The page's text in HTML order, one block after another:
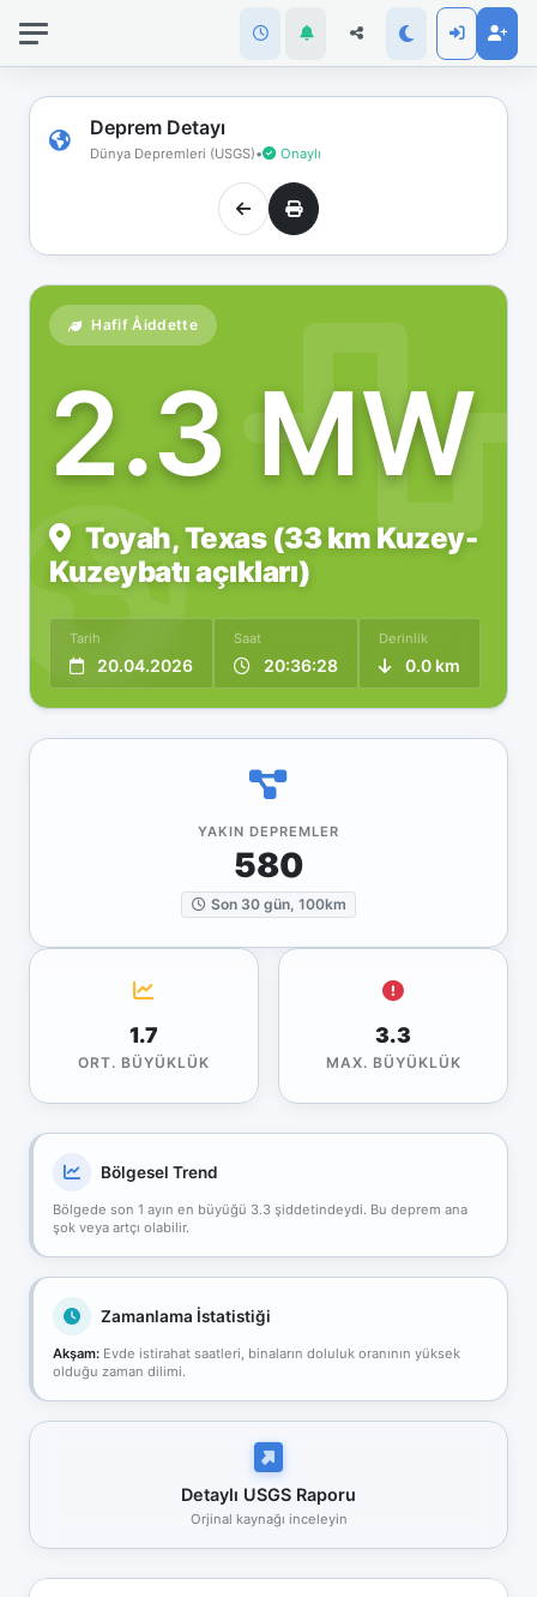
Deprem Detayı
Dünya Depremleri (USGS)• Onaylı
Hafif Åiddette
2.3 MW
Toyah, Texas (33 km Kuzey-
Kuzeybatı açıkları)
Tarih
20.04.2026
Saat
20:36:28
Derinlik
0.0 km
YAKIN DEPREMLER
580
Son 30 gün, 100km
1.7
ORT. BÜYÜKLÜK
3.3
MAX. BÜYÜKLÜK
Bölgesel Trend
Bölgede son 1 ayın en büyüğü 3.3 şiddetindeydi. Bu deprem ana
şok veya artçı olabilir.
Zamanlama İstatistiği
Akşam: Evde istirahat saatleri, binaların doluluk oranının yüksek
olduğu zaman dilimi.
Detaylı USGS Raporu
Orjinal kaynağı inceleyin
bağlantınız
koptu!
Çevrimdışı
moddasınız.